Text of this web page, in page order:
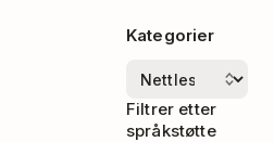
Kategorier
Filtrer etter
språkstøtte